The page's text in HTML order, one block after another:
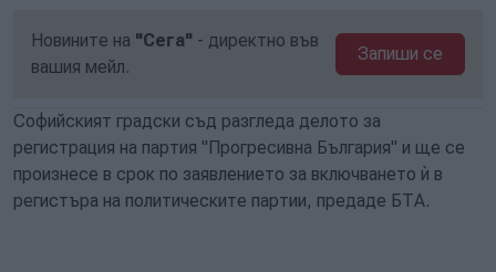
Новините на "Сега" - директно във
вашия мейл.
Запиши се
Софийският градски съд разгледа делото за
регистрация на партия "Прогресивна България" и ще се
произнесе в срок по заявлението за включването ѝ в
регистъра на политическите партии, предаде БТА.